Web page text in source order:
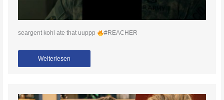
seargent kohl ate that uuppp #REACHER
Weiterlesen